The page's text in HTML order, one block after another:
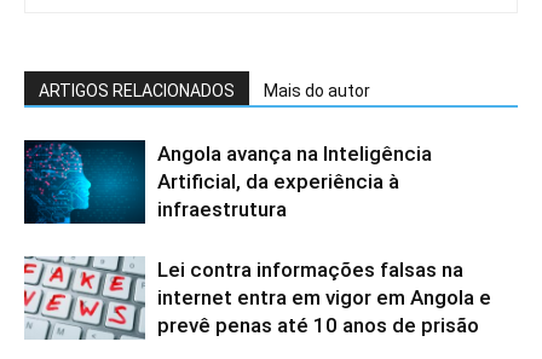
ARTIGOS RELACIONADOS Mais do autor
Angola avança na Inteligência
Artificial, da experiência à
infraestrutura
Lei contra informações falsas na
internet entra em vigor em Angola e
prevê penas até 10 anos de prisão